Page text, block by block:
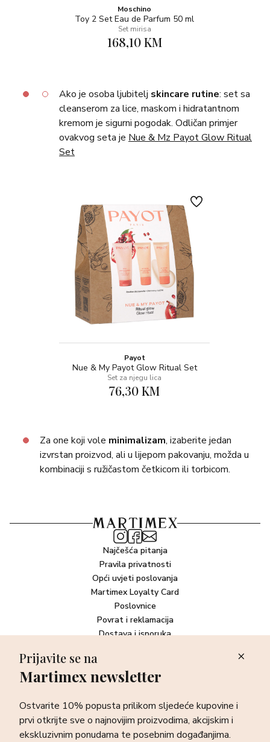
Moschino
Toy 2 Set Eau de Parfum 50 ml
Set mirisa
168,10 KM
Ako je osoba ljubitelj skincare rutine: set sa
cleanserom za lice, maskom i hidratantnom
kremom je sigurni pogodak. Odličan primjer
ovakvog seta je Nue & Mz Payot Glow Ritual
Set
Payot
Nue & My Payot Glow Ritual Set
Set za njegu lica
76,30 KM
Za one koji vole minimalizam, izaberite jedan
izvrstan proizvod, ali u lijepom pakovanju, možda u
kombinaciji s ružičastom četkicom ili torbicom.
Najčešća pitanja
Pravila privatnosti
Opći uvjeti poslovanja
Martimex Loyalty Card
Poslovnice
Povrat i reklamacija
Dostava i isporuka
Newsletter
sve o najnovijim proizvodima, akcijskim i ekskluzivnim
ponudama te posebnim događanjima.
Prijava
Prijavite se na
Martimex newsletter
Ostvarite 10% popusta prilikom sljedeće kupovine i
prvi otkrijte sve o najnovijim proizvodima, akcijskim i
ekskluzivnim ponudama te posebnim događanjima.